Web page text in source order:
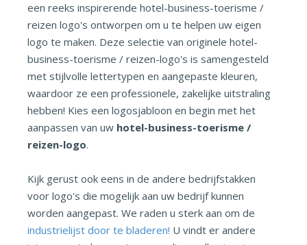
een reeks inspirerende hotel-business-toerisme /
reizen logo's ontworpen om u te helpen uw eigen
logo te maken. Deze selectie van originele hotel-
business-toerisme / reizen-logo's is samengesteld
met stijlvolle lettertypen en aangepaste kleuren,
waardoor ze een professionele, zakelijke uitstraling
hebben! Kies een logosjabloon en begin met het
aanpassen van uw hotel-business-toerisme /
reizen-logo.
Kijk gerust ook eens in de andere bedrijfstakken
voor logo's die mogelijk aan uw bedrijf kunnen
worden aangepast. We raden u sterk aan om de
industrielijst door te bladeren! U vindt er andere